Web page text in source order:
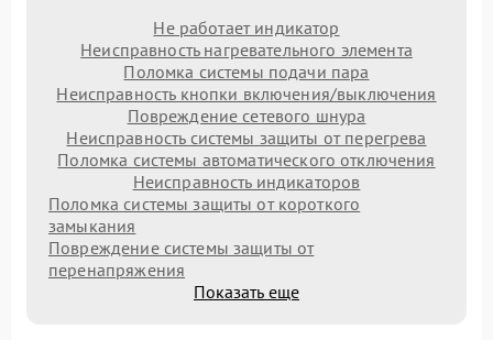
Не работает индикатор
Неисправность нагревательного элемента
Поломка системы подачи пара
Неисправность кнопки включения/выключения
Повреждение сетевого шнура
Неисправность системы защиты от перегрева
Поломка системы автоматического отключения
Неисправность индикаторов
Поломка системы защиты от короткого
замыкания
Повреждение системы защиты от
перенапряжения
Показать еще